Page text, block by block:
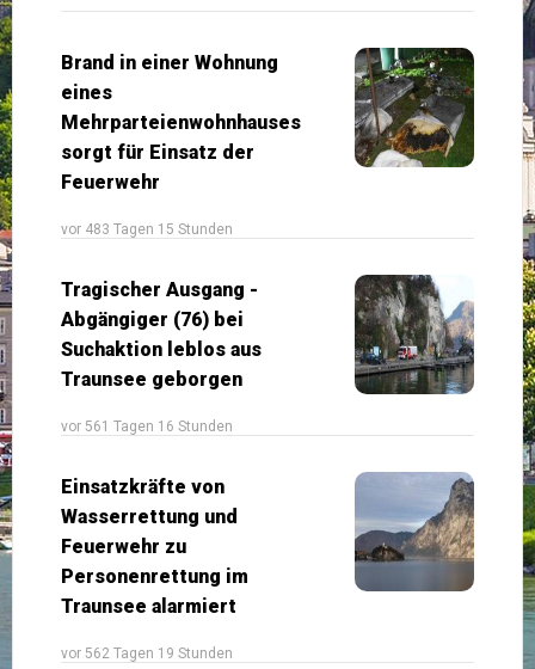
Brand in einer Wohnung
eines
Mehrparteienwohnhauses
sorgt für Einsatz der
Feuerwehr
vor 483 Tagen 15 Stunden
Tragischer Ausgang -
Abgängiger (76) bei
Suchaktion leblos aus
Traunsee geborgen
vor 561 Tagen 16 Stunden
Einsatzkräfte von
Wasserrettung und
Feuerwehr zu
Personenrettung im
Traunsee alarmiert
vor 562 Tagen 19 Stunden